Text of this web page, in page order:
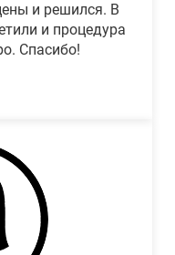
и решился. В
и процедура
Спасибо!